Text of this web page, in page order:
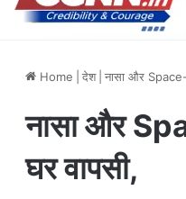
Home देश नासा और Space-
नासा और
घर वापसी,